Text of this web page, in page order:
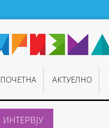
ПОЧЕТНА АКТУЕЛНО
ИНТЕРВЈУ